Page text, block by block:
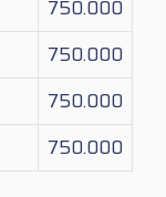
750.000
750.000
750.000
750.000